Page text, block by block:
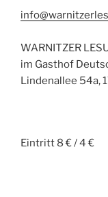
WARNITZER
im Gasthof
Lindenallee 54a,
Eintritt 8 € / 4 €